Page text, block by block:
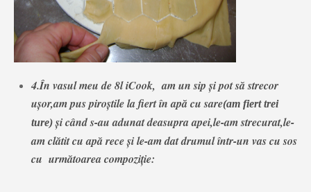
4.În vasul meu de 8l iCook, am un sip şi pot să strecor
uşor,am pus piroştile la fiert în apă cu sare(am fiert trei
ture)şi când s-au adunat deasupra apei,le-am strecurat,le-
am clătit cu apă rece şi le-am dat drumul într-un vas cu sos
cu următoarea compoziţie: